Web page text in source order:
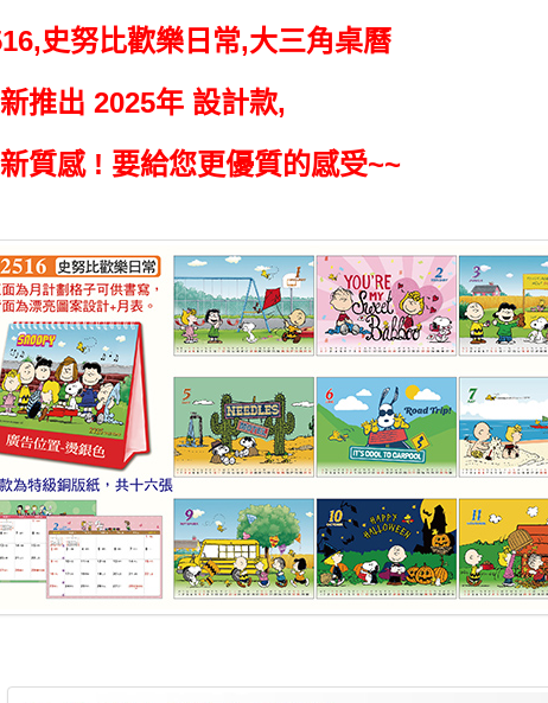
史努比歡樂日常,大三角桌曆
推出 2025年 設計款,
質感 ! 要給您更優質的感受~~